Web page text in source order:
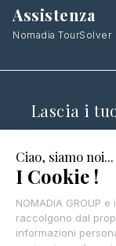
Assistenza
Nomadia TourSolver
Lascia i
© Nomadia 2025
Protezione dei dati
Politica sui cookie –